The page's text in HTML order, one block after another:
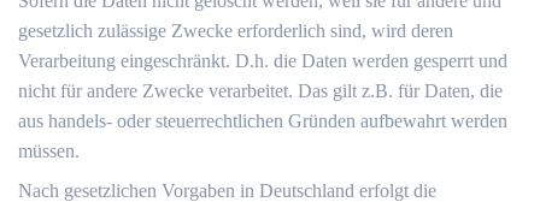
gesetzlich zulässige Zwecke erforderlich sind, wird deren
Verarbeitung eingeschränkt. D.h. die Daten werden gesperrt und
nicht für andere Zwecke verarbeitet. Das gilt z.B. für Daten, die
aus handels- oder steuerrechtlichen Gründen aufbewahrt werden
müssen.
Nach gesetzlichen Vorgaben in Deutschland erfolgt die